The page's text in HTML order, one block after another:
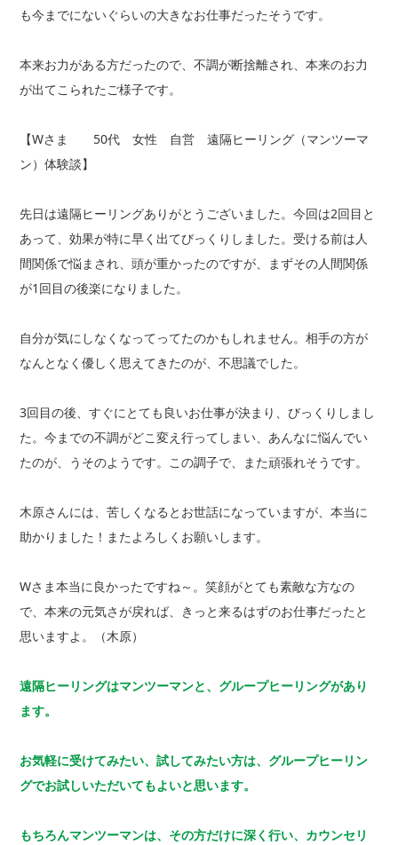
も今までにないぐらいの大きなお仕事だったそうです。
本来お力がある方だったので、不調が断捨離され、本来のお力
が出てこられたご様子です。
【Wさま 50代 女性 自営 遠隔ヒーリング（マンツーマ
ン）体験談】
先日は遠隔ヒーリングありがとうございました。今回は2回目と
あって、効果が特に早く出てびっくりしました。受ける前は人
間関係で悩まされ、頭が重かったのですが、まずその人間関係
が1回目の後楽になりました。
自分が気にしなくなってってたのかもしれません。相手の方が
なんとなく優しく思えてきたのが、不思議でした。
3回目の後、すぐにとても良いお仕事が決まり、びっくりしまし
た。今までの不調がどこ変え行ってしまい、あんなに悩んでい
たのが、うそのようです。この調子で、また頑張れそうです。
木原さんには、苦しくなるとお世話になっていますが、本当に
助かりました！またよろしくお願いします。
Wさま本当に良かったですね～。笑顔がとても素敵な方なの
で、本来の元気さが戻れば、きっと来るはずのお仕事だったと
思いますよ。（木原）
遠隔ヒーリングはマンツーマンと、グループヒーリングがあり
ます。
お気軽に受けてみたい、試してみたい方は、グループヒーリン
グでお試しいただいてもよいと思います。
もちろんマンツーマンは、その方だけに深く行い、カウンセリ